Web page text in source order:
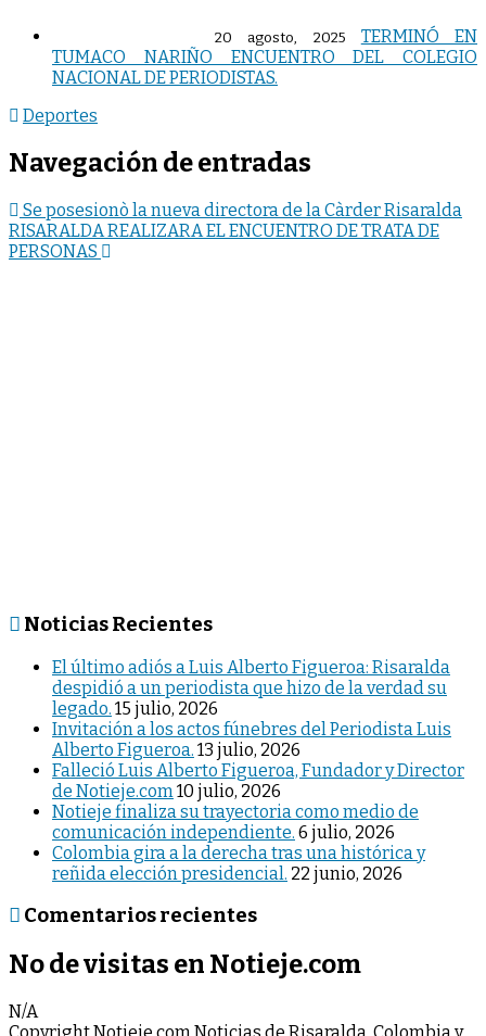
20 agosto, 2025
TERMINÓ EN
TUMACO NARIÑO ENCUENTRO DEL COLEGIO
NACIONAL DE PERIODISTAS.
Deportes
Navegación de entradas
Se posesionò la nueva directora de la Càrder Risaralda
RISARALDA REALIZARA EL ENCUENTRO DE TRATA DE
PERSONAS
Noticias Recientes
El último adiós a Luis Alberto Figueroa: Risaralda
despidió a un periodista que hizo de la verdad su
legado. 15 julio, 2026
Invitación a los actos fúnebres del Periodista Luis
Alberto Figueroa. 13 julio, 2026
Falleció Luis Alberto Figueroa, Fundador y Director
de Notieje.com 10 julio, 2026
Notieje finaliza su trayectoria como medio de
comunicación independiente. 6 julio, 2026
Colombia gira a la derecha tras una histórica y
reñida elección presidencial. 22 junio, 2026
Comentarios recientes
No de visitas en Notieje.com
N/A